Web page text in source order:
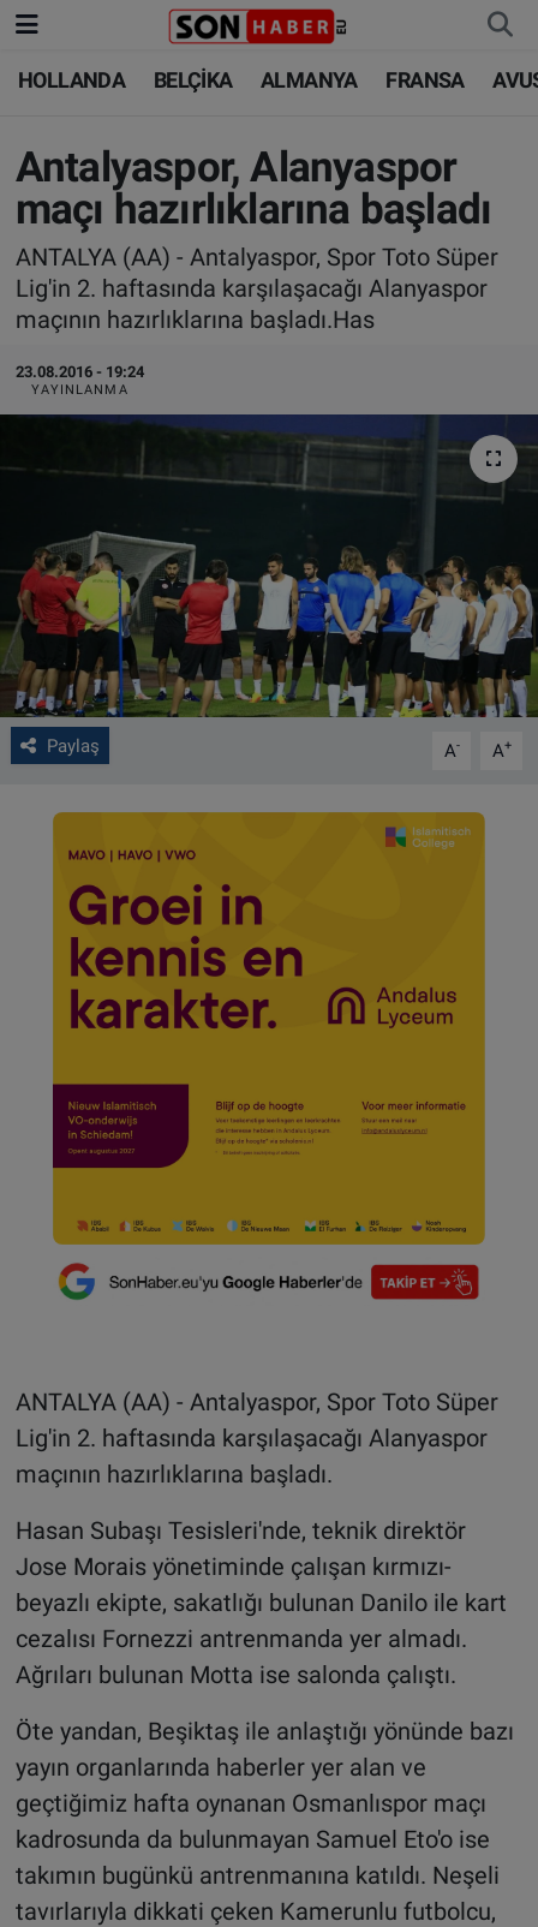
HOLLANDA BELÇİKA ALMANYA FRANSA
Antalyaspor, Alanyaspor
maçı hazırlıklarına başladı
ANTALYA (AA) - Antalyaspor, Spor Toto Süper
Lig'in 2. haftasında karşılaşacağı Alanyaspor
maçının hazırlıklarına başladı.Has
23.08.2016 - 19:24
YAYINLANMA
Paylaş A- A+
ANTALYA (AA) - Antalyaspor, Spor Toto Süper
Lig'in 2. haftasında karşılaşacağı Alanyaspor
maçının hazırlıklarına başladı.
Hasan Subaşı Tesisleri'nde, teknik direktör
Jose Morais yönetiminde çalışan kırmızı-
beyazlı ekipte, sakatlığı bulunan Danilo ile kart
cezalısı Fornezzi antrenmanda yer almadı.
Ağrıları bulunan Motta ise salonda çalıştı.
Öte yandan, Beşiktaş ile anlaştığı yönünde bazı
yayın organlarında haberler yer alan ve
geçtiğimiz hafta oynanan Osmanlıspor maçı
kadrosunda da bulunmayan Samuel Eto'o ise
takımın bugünkü antrenmanına katıldı. Neşeli
tavırlarıyla dikkati çeken Kamerunlu futbolcu,
HOLLANDA
BELÇİKA
ALMANYA
FRANSA
SAĞLIK - YAŞAM
HOLLANDA
BELÇİKA
ALMANYA
TÜRKİYE
BİLİM-TEKNOLOJİ
VIDEO GALERİ
ALGEMENE VOORWAARDEN
CONTACT
Çerez Politikası
Nöbetçi Eczaneler
Hava Durumu
Trafik Durumu
Süper Lig Puan Durumu ve Fikstür
Son Dakika Haberleri